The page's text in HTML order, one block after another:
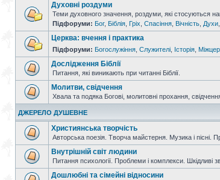
Духовні роздуми
Теми духовного значення, роздуми, які стосуються
Підфоруми: Бог, Біблія Гріх Спасіння Вічність Духи
Церква: вчення і практика
Підфоруми: Богослужіння Служителі Історія
Дослідження Біблії
Питання, які виникають при читанні Біблії.
Молитви, свідчення
Хвала та подяка Богові, молитовні прохання,
ДЖЕРЕЛО ДУШЕВНЕ
Християнська творчість
Авторська поезія. Творча майстерня. Музика і пісні.
Внутрішній світ людини
Питання психології. Проблеми і комплекси.
Дошлюбні та сімейні відносини